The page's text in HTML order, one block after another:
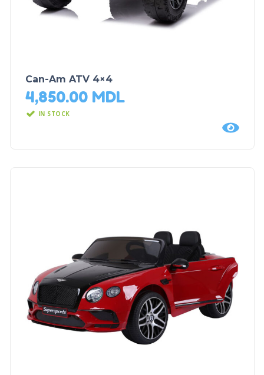
Can-Am ATV 4×4
4,850.00 MDL
IN STOCK